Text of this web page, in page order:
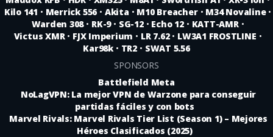
Kilo 141 • Merrick 556 • Akita • M10 Breacher • M34 Novaline •
Warden 308 • RK-9 • SG-12 • Echo 12 • KATT-AMR •
Victus XMR • FJX Imperium • LR 7.62 • LW3A1 FROSTLINE •
Kar98k • TR2 • SWAT 5.56
SPONSORS
Battlefield Meta
NoLagVPN: La mejor VPN de Warzone para conseguir
partidas fáciles y con bots
Marvel Rivals: Marvel Rivals Tier List (Season 1) – Mejores
Héroes Clasificados (2025)